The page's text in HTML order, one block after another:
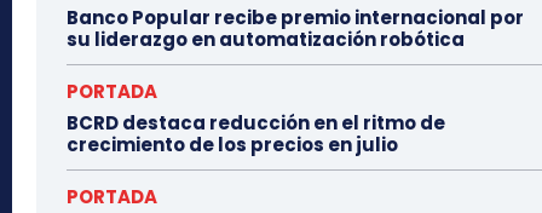
Banco Popular recibe premio internacional por
su liderazgo en automatización robótica
PORTADA
BCRD destaca reducción en el ritmo de
crecimiento de los precios en julio
PORTADA